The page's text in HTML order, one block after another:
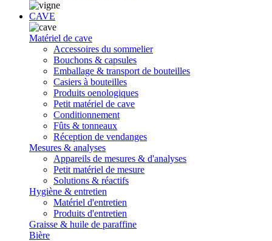
CAVE
Matériel de cave
Accessoires du sommelier
Bouchons & capsules
Emballage & transport de bouteilles
Casiers à bouteilles
Produits oenologiques
Petit matériel de cave
Conditionnement
Fûts & tonneaux
Réception de vendanges
Mesures & analyses
Appareils de mesures & d'analyses
Petit matériel de mesure
Solutions & réactifs
Hygiène & entretien
Matériel d'entretien
Produits d'entretien
Graisse & huile de paraffine
Bière